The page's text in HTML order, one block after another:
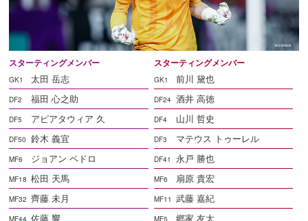
スターティングメンバー
GK1 太田 岳志
DF2 福田 心之助
DF5 アピアタウィア 久
DF50 鈴木 義宜
MF6 ジョアン ペドロ
MF18 松田 天馬
MF32 齊藤 未月
MF44 佐藤 響
スターティングメンバー
GK1 前川 黛也
DF24 酒井 高徳
DF4 山川 哲史
DF3 マテウス トゥーレル
DF41 永戸 勝也
MF6 扇原 貴宏
MF11 武藤 嘉紀
MF5 郷家 友太